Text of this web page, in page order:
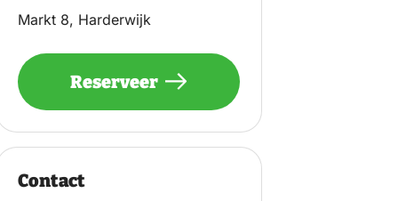
Markt 8, Harderwijk
Reserveer
Contact